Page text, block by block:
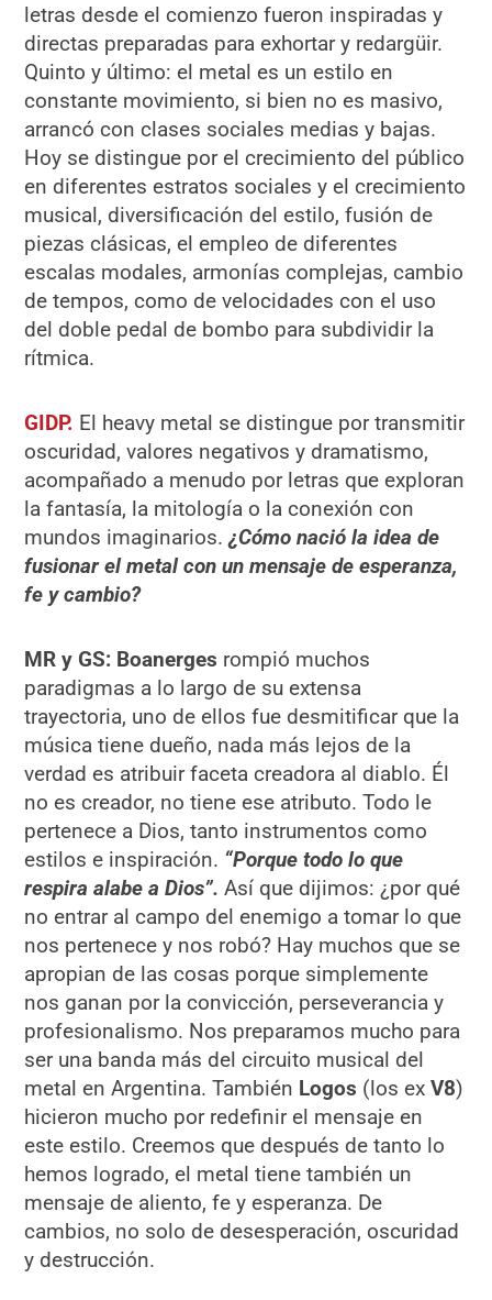
letras desde el comienzo fueron inspiradas y
directas preparadas para exhortar y redargüir.
Quinto y último: el metal es un estilo en
constante movimiento, si bien no es masivo,
arrancó con clases sociales medias y bajas.
Hoy se distingue por el crecimiento del público
en diferentes estratos sociales y el crecimiento
musical, diversificación del estilo, fusión de
piezas clásicas, el empleo de diferentes
escalas modales, armonías complejas, cambio
de tempos, como de velocidades con el uso
del doble pedal de bombo para subdividir la
rítmica.
GIDP. El heavy metal se distingue por transmitir
oscuridad, valores negativos y dramatismo,
acompañado a menudo por letras que exploran
la fantasía, la mitología o la conexión con
mundos imaginarios.¿Cómo nació la idea de
fusionar el metal con un mensaje de esperanza,
fe y cambio?
MR y GS: Boanerges rompió muchos
paradigmas a lo largo de su extensa
trayectoria, uno de ellos fue desmitificar que la
música tiene dueño, nada más lejos de la
verdad es atribuir faceta creadora al diablo. Él
no es creador, no tiene ese atributo. Todo le
pertenece a Dios, tanto instrumentos como
estilos e inspiración. “Porque todo lo que
respira alabe a Dios”.Así que dijimos: ¿por qué
no entrar al campo del enemigo a tomar lo que
nos pertenece y nos robó? Hay muchos que se
apropian de las cosas porque simplemente
nos ganan por la convicción, perseverancia y
profesionalismo. Nos preparamos mucho para
ser una banda más del circuito musical del
metal en Argentina. También Logos (los exV8)
hicieron mucho por redefinir el mensaje en
este estilo. Creemos que después de tanto lo
hemos logrado, el metal tiene también un
mensaje de aliento, fe y esperanza. De
cambios, no solo de desesperación, oscuridad
y destrucción.